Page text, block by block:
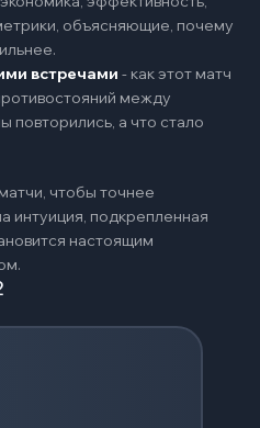
объясняющие, почему
встречами - как этот матч
между
повторились, а что стало
чтобы точнее
интуиция, подкрепленная
настоящим